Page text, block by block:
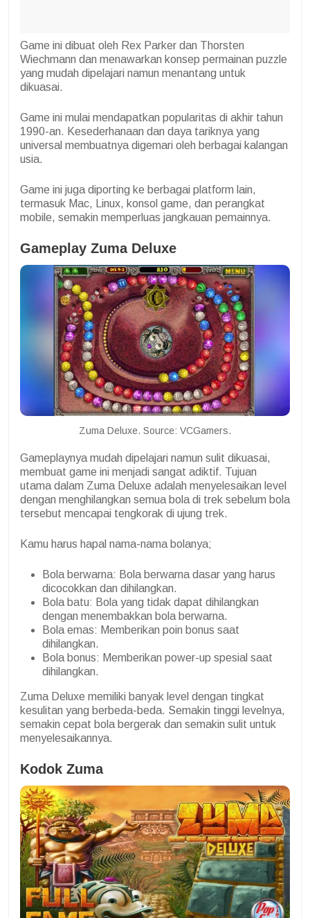
Game ini dibuat oleh Rex Parker dan Thorsten
Wiechmann dan menawarkan konsep permainan puzzle
yang mudah dipelajari namun menantang untuk
dikuasai.
Game ini mulai mendapatkan popularitas di akhir tahun
1990-an. Kesederhanaan dan daya tariknya yang
universal membuatnya digemari oleh berbagai kalangan
usia.
Game ini juga diporting ke berbagai platform lain,
termasuk Mac, Linux, konsol game, dan perangkat
mobile, semakin memperluas jangkauan pemainnya.
Gameplay Zuma Deluxe
Zuma Deluxe. Source: VCGamers.
Gameplaynya mudah dipelajari namun sulit dikuasai,
membuat game ini menjadi sangat adiktif. Tujuan
utama dalam Zuma Deluxe adalah menyelesaikan level
dengan menghilangkan semua bola di trek sebelum bola
tersebut mencapai tengkorak di ujung trek.
Kamu harus hapal nama-nama bolanya;
Bola berwarna: Bola berwarna dasar yang harus
dicocokkan dan dihilangkan.
Bola batu: Bola yang tidak dapat dihilangkan
dengan menembakkan bola berwarna.
Bola emas: Memberikan poin bonus saat
dihilangkan.
Bola bonus: Memberikan power-up spesial saat
dihilangkan.
Zuma Deluxe memiliki banyak level dengan tingkat
kesulitan yang berbeda-beda. Semakin tinggi levelnya,
semakin cepat bola bergerak dan semakin sulit untuk
menyelesaikannya.
Kodok Zuma